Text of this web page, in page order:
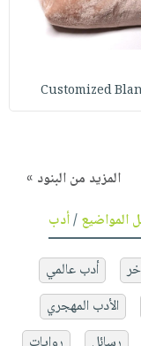
Customized
المزيد من البنود »
المواضيع/أدب
أدب عالمي
الأدب المهجري